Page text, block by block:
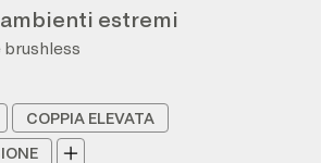
estremi
COPPIA ELEVATA